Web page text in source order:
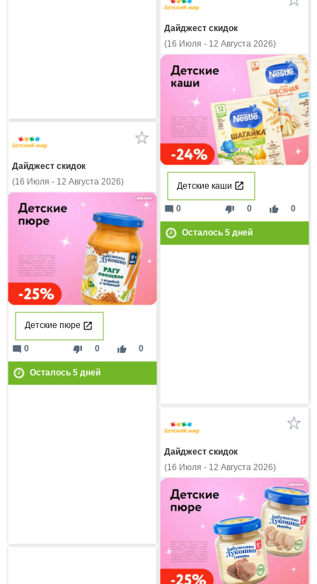
Дайджест скидок
(16 Июля - 12 Августа 2026)
Детские каши
thumb_down 0 thumb_up 0
mode_comment 0
Осталось 5дней
Дайджест скидок
(16 Июля - 12 Августа 2026)
Детские пюре
thumb_down 0 thumb_up 0
mode_comment 0
Осталось 5дней
Дайджест скидок
(16 Июля - 12 Августа 2026)